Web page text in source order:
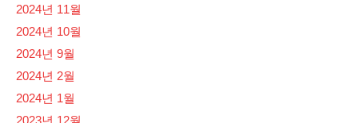
2024년 11월
2024년 10월
2024년 9월
2024년 2월
2024년 1월
2023년 12월